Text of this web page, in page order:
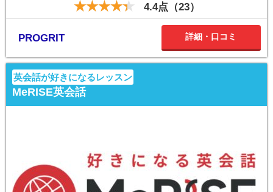
4.4点（23）
PROGRIT 詳細・口コミ
英会話が好きになるレッスン
MeRISE英会話